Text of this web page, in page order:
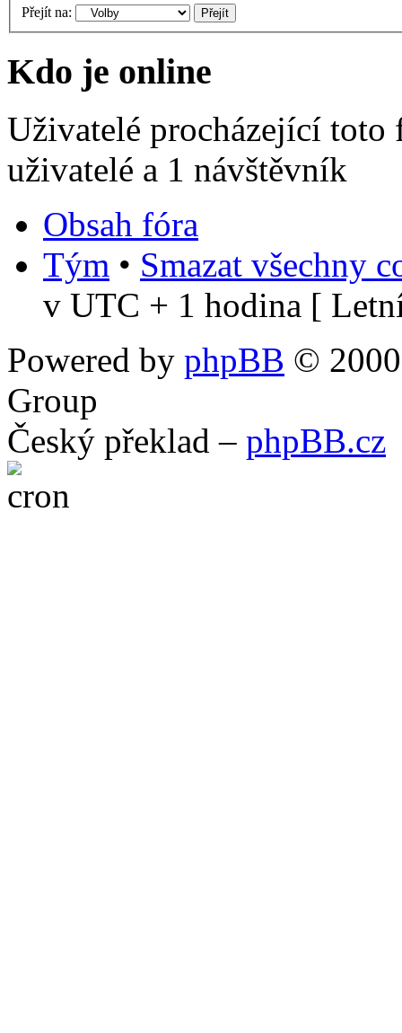
Přejít na:
Kdo je online
Uživatelé procházející
uživatelé a 1 návštěvník
Obsah fóra
Tým • Smazat všechny
v UTC + 1 hodina [
Powered by phpBB ©
Group
Český překlad – phpBB.cz